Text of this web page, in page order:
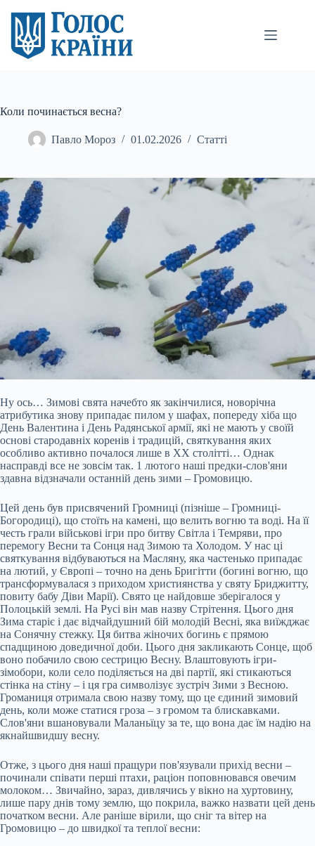
вмісту
Коли починається весна?
Павло Мороз 01.02.2026 Статті
Ну ось… Зимові свята начебто як закінчилися, новорічна
атрибутика знову припадає пилом у шафах, попереду хіба що
День Валентина і День Радянської армії, які не мають у своїй
основі стародавніх коренів і традицій, святкування яких
особливо активно почалося лише в ХХ столітті… Однак
насправді все не зовсім так. 1 лютого наші предки-слов'яни
здавна відзначали останній день зими – Громовицю.
Цей день був присвячений Громниці (пізніше – Громниці-
Богородиці), що стоїть на камені, що велить вогню та воді. На її
честь грали військові ігри про битву Світла і Темряви, про
перемогу Весни та Сонця над Зимою та Холодом. У нас ці
святкування відбуваються на Масляну, яка частенько припадає
на лютий, у Європі – точно на день Бригітти (богині вогню, що
трансформувалася з приходом християнства у святу Бриджитту,
повиту бабу Діви Марії). Свято це найдовше зберігалося у
Полоцькій землі. На Русі він мав назву Стрітення. Цього дня
Зима старіє і дає відчайдушний бій молодій Весні, яка виїжджає
на Сонячну стежку. Ця битва жіночих богинь є прямою
спадщиною доведичної доби. Цього дня закликають Сонце, щоб
воно побачило свою сестрицю Весну. Влаштовують ігри-
зімобори, коли село поділяється на дві партії, які стикаються
стінка на стіну – і ця гра символізує зустріч Зими з Весною.
Громаниця отримала свою назву тому, що це єдиний зимовий
день, коли може статися гроза – з громом та блискавками.
Слов'яни вшановували Маланьїцу за те, що вона дає їм надію на
якнайшвидшу весну.
Отже, з цього дня наші пращури пов'язували прихід весни –
починали співати перші птахи, раціон поповнювався овечим
молоком… Звичайно, зараз, дивлячись у вікно на хуртовину,
лише пару днів тому землю, що покрила, важко назвати цей день
початком весни. Але раніше вірили, що сніг та вітер на
Громовицю – до швидкої та теплої весни: